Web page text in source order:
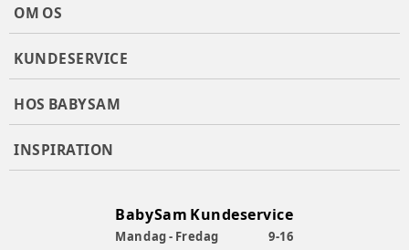
OM OS
KUNDESERVICE
HOS BABYSAM
INSPIRATION
BabySam Kundeservice
Mandag - Fredag
9-16